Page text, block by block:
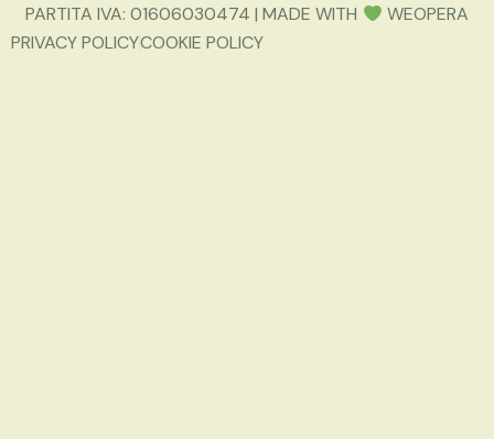
PARTITA IVA: 01606030474 | MADE WITH
WEOPERA
PRIVACY POLICYCOOKIE POLICY